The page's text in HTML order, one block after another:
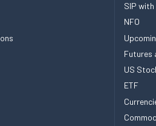
SIP with
NFO
Futures
US
ETF